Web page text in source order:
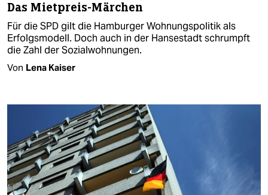
Das Mietpreis-Märchen
Für die SPD gilt die Hamburger Wohnungspolitik als
Erfolgsmodell. Doch auch in der Hansestadt schrumpft
die Zahl der Sozialwohnungen.
Von Lena Kaiser